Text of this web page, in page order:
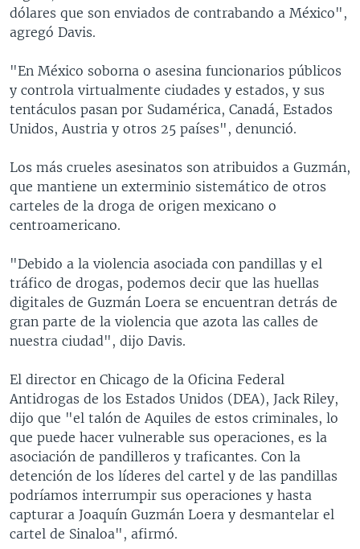
dólares que son enviados de contrabando a México",
agregó Davis.
"En México soborna o asesina funcionarios públicos
y controla virtualmente ciudades y estados, y sus
tentáculos pasan por Sudamérica, Canadá, Estados
Unidos, Austria y otros 25 países", denunció.
Los más crueles asesinatos son atribuidos a Guzmán,
que mantiene un exterminio sistemático de otros
carteles de la droga de origen mexicano o
centroamericano.
"Debido a la violencia asociada con pandillas y el
tráfico de drogas, podemos decir que las huellas
digitales de Guzmán Loera se encuentran detrás de
gran parte de la violencia que azota las calles de
nuestra ciudad", dijo Davis.
El director en Chicago de la Oficina Federal
Antidrogas de los Estados Unidos (DEA), Jack Riley,
dijo que "el talón de Aquiles de estos criminales, lo
que puede hacer vulnerable sus operaciones, es la
asociación de pandilleros y traficantes. Con la
detención de los líderes del cartel y de las pandillas
podríamos interrumpir sus operaciones y hasta
capturar a Joaquín Guzmán Loera y desmantelar el
cartel de Sinaloa", afirmó.